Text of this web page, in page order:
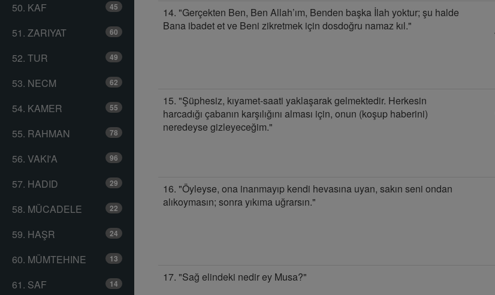
50. KAF 45
51. ZARIYAT 60
52. TUR 49
53. NECM 62
54. KAMER 55
55. RAHMAN 78
56. VAKI'A 96
57. HADID 29
58. MÜCADELE 22
59. HAŞR 24
60. MÜMTEHINE 13
61. SAF 14
14. "Gerçekten Ben, Ben Allah’ım, Benden başka İlah yoktur; şu halde
Bana ibadet et ve Beni zikretmek için dosdoğru namaz kıl."
15. "Şüphesiz, kıyamet-saati yaklaşarak gelmektedir. Herkesin
harcadığı çabanın karşılığını alması için, onun (koşup haberini)
neredeyse gizleyeceğim."
16. "Öyleyse, ona inanmayıp kendi hevasına uyan, sakın seni ondan
alıkoymasın; sonra yıkıma uğrarsın."
17. "Sağ elindeki nedir ey Musa?"